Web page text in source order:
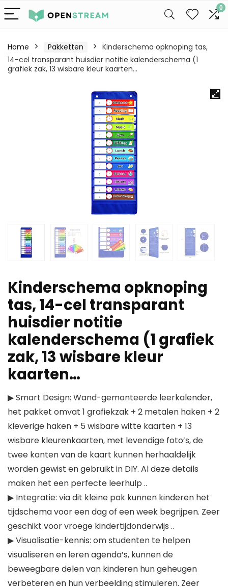
0
Home Pakketten
Kinderschema opknoping tas,
14-cel transparant huisdier notitie kalenderschema (1
grafiek zak, 13 wisbare kleur kaarten…
Kinderschema opknoping
tas, 14-cel transparant
huisdier notitie
kalenderschema (1 grafiek
zak, 13 wisbare kleur
kaarten…
▶ Smart Design: Wand-gemonteerde leerkalender,
het pakket omvat 1 grafiekzak + 2 metalen haken + 2
kleverige haken + 5 wisbare witte kaarten + 13
wisbare kleurenkaarten, met levendige foto’s, de
twee kanten van de kaart kunnen herhaaldelijk
worden gewist en gebruikt in DIY. Al deze details
maken het een perfecte leerhulp ..
▶ Integratie: via dit kleine pak kunnen kinderen het
tijdschema voor een dag of een week begrijpen. Zeer
geschikt voor vroege kindertijdonderwijs ..
▶ Visualisatie-kennis: om studenten te helpen
visualiseren en leren agenda’s, kunnen de
beweegbare delen van kinderen hun geheugen
verbeteren en hun verbeelding stimuleren. Zeer